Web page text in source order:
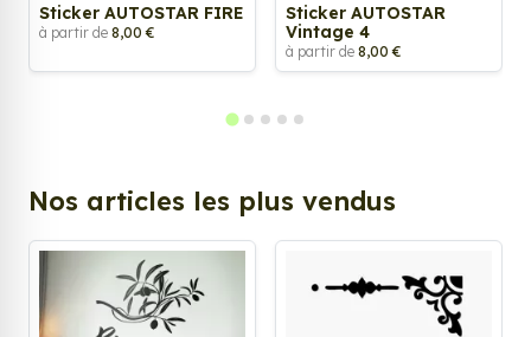
Sticker AUTOSTAR FIRE
à partir de 8,00 €
Sticker AUTOSTAR
Vintage 4
à partir de 8,00 €
Nos articles les plus vendus